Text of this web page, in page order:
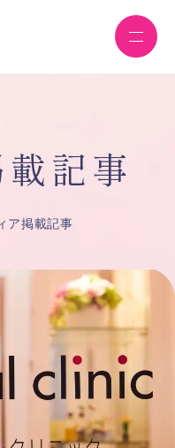
記事
ア掲載記事